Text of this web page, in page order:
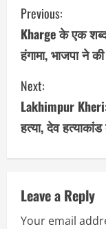
o
n
t
i
n
e
Previous:
Kharge के एक
हंगामा, भाजपा ने
Next:
Lakhimpur
हत्या, देव
Leave a Reply
Your email